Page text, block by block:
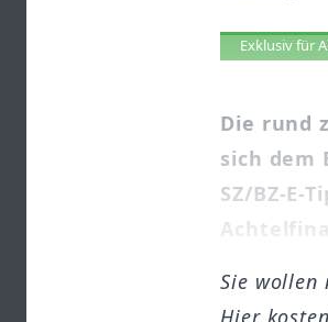
Artikel
Exklusiv für
Die rund
sich dem
SZ/BZ-E-
Sie wollen
Hier